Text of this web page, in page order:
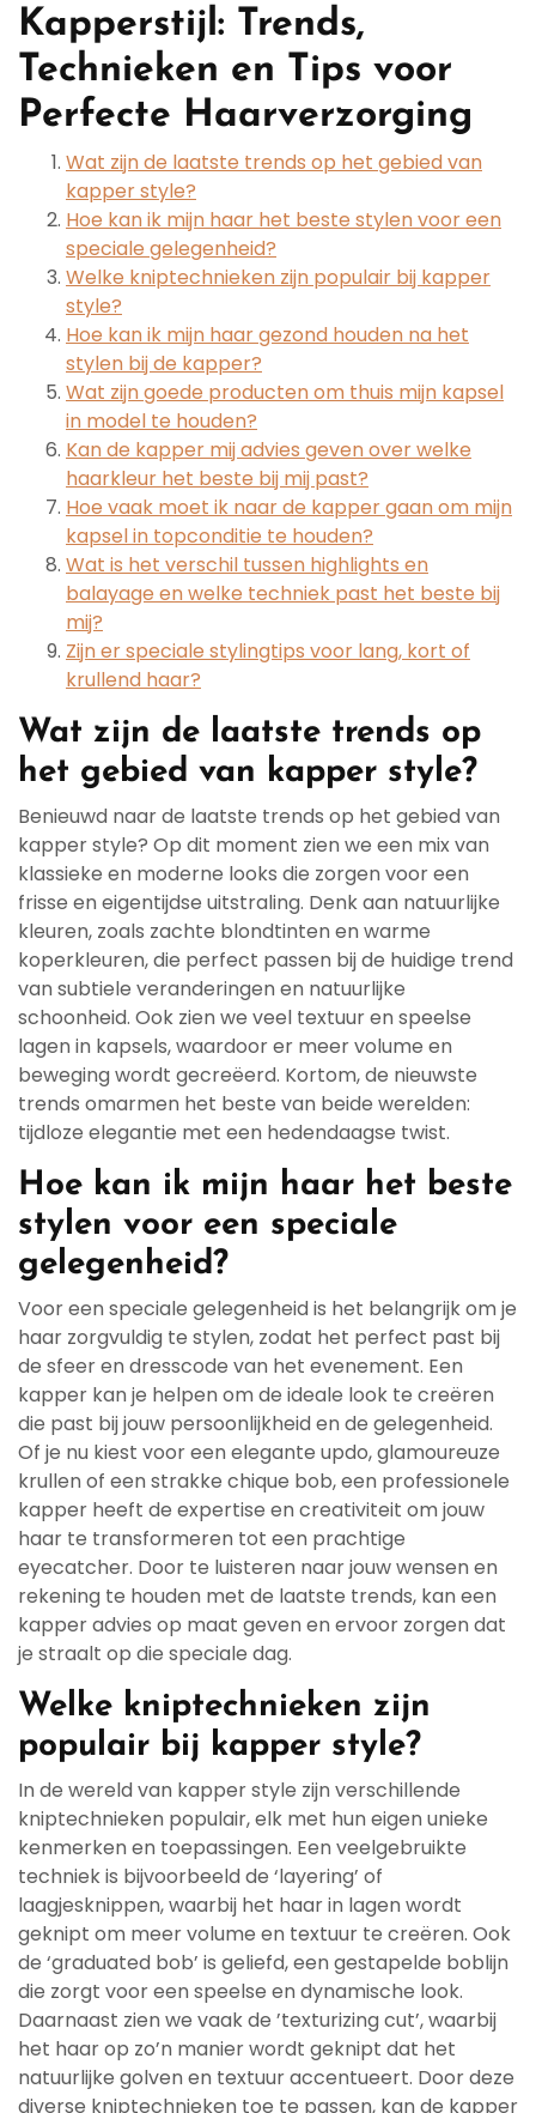
Kapperstijl: Trends,
Technieken en Tips voor
Perfecte Haarverzorging
Wat zijn de laatste trends op het gebied van
kapper style?
Hoe kan ik mijn haar het beste stylen voor een
speciale gelegenheid?
Welke kniptechnieken zijn populair bij kapper
style?
Hoe kan ik mijn haar gezond houden na het
stylen bij de kapper?
Wat zijn goede producten om thuis mijn kapsel
in model te houden?
Kan de kapper mij advies geven over welke
haarkleur het beste bij mij past?
Hoe vaak moet ik naar de kapper gaan om mijn
kapsel in topconditie te houden?
Wat is het verschil tussen highlights en
balayage en welke techniek past het beste bij
mij?
Zijn er speciale stylingtips voor lang, kort of
krullend haar?
Wat zijn de laatste trends op
het gebied van kapper style?
Benieuwd naar de laatste trends op het gebied van
kapper style? Op dit moment zien we een mix van
klassieke en moderne looks die zorgen voor een
frisse en eigentijdse uitstraling. Denk aan natuurlijke
kleuren, zoals zachte blondtinten en warme
koperkleuren, die perfect passen bij de huidige trend
van subtiele veranderingen en natuurlijke
schoonheid. Ook zien we veel textuur en speelse
lagen in kapsels, waardoor er meer volume en
beweging wordt gecreëerd. Kortom, de nieuwste
trends omarmen het beste van beide werelden:
tijdloze elegantie met een hedendaagse twist.
Hoe kan ik mijn haar het beste
stylen voor een speciale
gelegenheid?
Voor een speciale gelegenheid is het belangrijk om je
haar zorgvuldig te stylen, zodat het perfect past bij
de sfeer en dresscode van het evenement. Een
kapper kan je helpen om de ideale look te creëren
die past bij jouw persoonlijkheid en de gelegenheid.
Of je nu kiest voor een elegante updo, glamoureuze
krullen of een strakke chique bob, een professionele
kapper heeft de expertise en creativiteit om jouw
haar te transformeren tot een prachtige
eyecatcher. Door te luisteren naar jouw wensen en
rekening te houden met de laatste trends, kan een
kapper advies op maat geven en ervoor zorgen dat
je straalt op die speciale dag.
Welke kniptechnieken zijn
populair bij kapper style?
In de wereld van kapper style zijn verschillende
kniptechnieken populair, elk met hun eigen unieke
kenmerken en toepassingen. Een veelgebruikte
techniek is bijvoorbeeld de ‘layering’ of
laagjesknippen, waarbij het haar in lagen wordt
geknipt om meer volume en textuur te creëren. Ook
de ‘graduated bob’ is geliefd, een gestapelde boblijn
die zorgt voor een speelse en dynamische look.
Daarnaast zien we vaak de ’texturizing cut’, waarbij
het haar op zo’n manier wordt geknipt dat het
natuurlijke golven en textuur accentueert. Door deze
diverse kniptechnieken toe te passen, kan de kapper